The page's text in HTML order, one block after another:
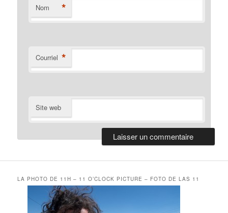
Nom *
Courriel *
Site web
LA PHOTO DE 11H – 11 O’CLOCK PICTURE – FOTO DE LAS 11